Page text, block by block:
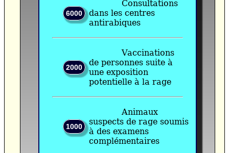
6000
Consultations
dans les centres
antirabiques
2000
Vaccinations
de personnes suite à
une exposition
potentielle à la rage
1000
Animaux
suspects de rage soumis
à des examens
complémentaires